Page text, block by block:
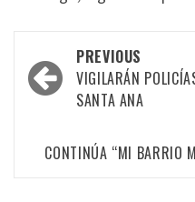
Post
navigation
PREVIOUS
VIGILARÁN
SANTA ANA
CONTINÚA “MI BARRIO